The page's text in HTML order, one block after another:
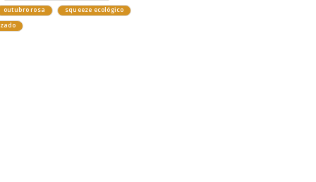
outubro rosa
squeeze ecológico